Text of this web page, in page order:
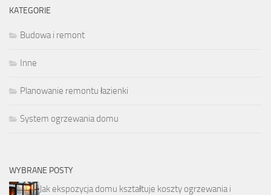
KATEGORIE
Budowa i remont
Inne
Planowanie remontu łazienki
System ogrzewania domu
WYBRANE POSTY
Jak ekspozycja domu kształtuje koszty ogrzewania i